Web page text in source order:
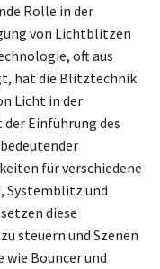
Rolle in der
von Lichtblitzen
oft aus
hat die Blitztechnik
Licht in der
Einführung des
für verschiedene
Systemblitz und
diese
steuern und Szenen
Bouncer und